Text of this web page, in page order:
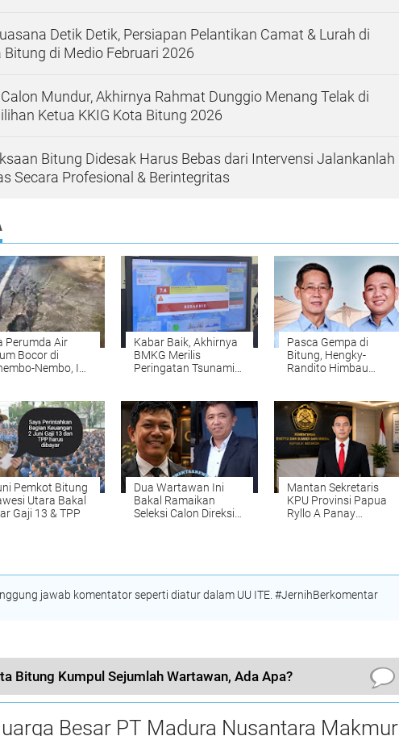
Detik Detik, Persiapan Pelantikan Camat & Lurah di
Bitung di Medio Februari 2026
Mundur, Akhirnya Rahmat Dunggio Menang Telak di
Ketua KKIG Kota Bitung 2026
Bitung Didesak Harus Bebas dari Intervensi Jalankanlah
Secara Profesional & Berintegritas
Perumda Air
Bocor di
Nembo, Ini
Kabar Baik, Akhirnya
BMKG Merilis
Peringatan Tsunami
Pasca Gempa di
Bitung, Hengky-
Randito Himbau
Pemkot Bitung
Utara Bakal
Gaji 13 & TPP
Dua Wartawan Ini
Bakal Ramaikan
Seleksi Calon Direksi
Mantan Sekretaris
KPU Provinsi Papua
Ryllo A Panay
Barang Bukti
jawab komentator seperti diatur dalam UU ITE. #JernihBerkomentar
Bitung Kumpul Sejumlah Wartawan, Ada Apa?
Besar PT Madura Nusantara Makmur